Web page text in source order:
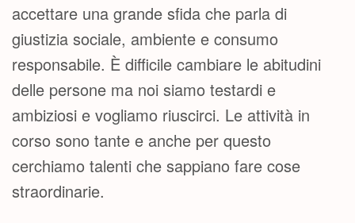
accettare una grande sfida che parla di
giustizia sociale, ambiente e consumo
responsabile. È difficile cambiare le abitudini
delle persone ma noi siamo testardi e
ambiziosi e vogliamo riuscirci. Le attività in
corso sono tante e anche per questo
cerchiamo talenti che sappiano fare cose
straordinarie.